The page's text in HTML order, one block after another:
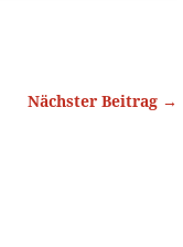
Nächster Beitrag →